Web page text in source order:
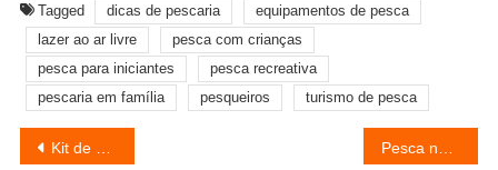
Tagged dicas de pescaria
equipamentos de pesca
lazer ao ar livre
pesca com crianças
pesca para iniciantes
pesca recreativa
pescaria em família
pesqueiros turismo de pesca
Navegação Kit de pesca infantil: como escolher sem gastar muito